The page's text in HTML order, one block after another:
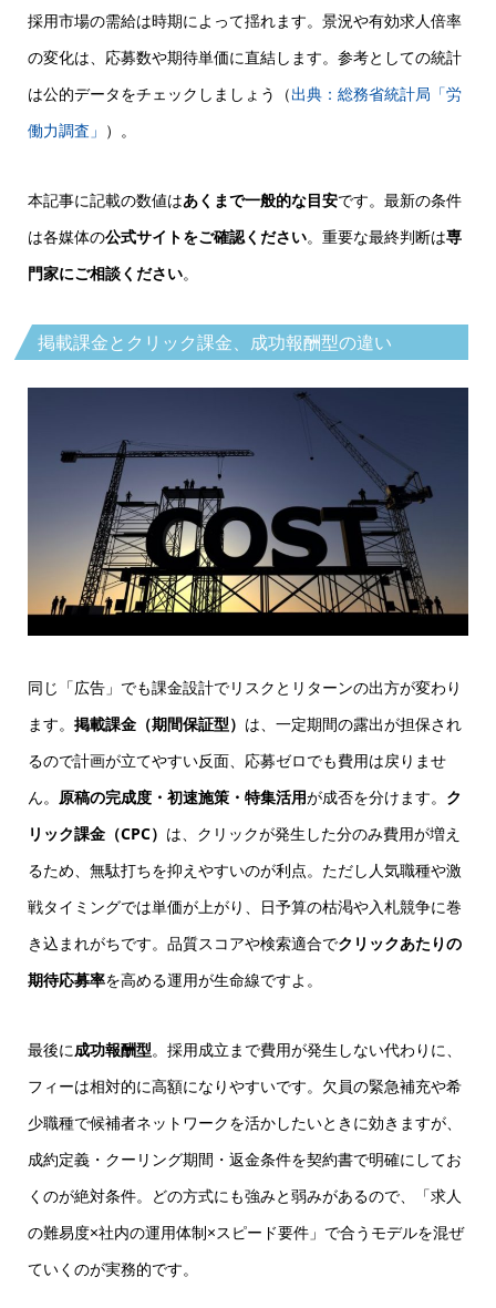
採用市場の需給は時期によって揺れます。景況や有効求人倍率
の変化は、応募数や期待単価に直結します。参考としての統計
は公的データをチェックしましょう（出典：総務省統計局「労
働力調査」 ）。
本記事に記載の数値はあくまで一般的な目安です。最新の条件
は各媒体の公式サイトをご確認ください。重要な最終判断は専
門家にご相談ください。
掲載課金とクリック課金、成功報酬型の違い
同じ「広告」でも課金設計でリスクとリターンの出方が変わり
ます。 掲載課金（期間保証型） は、一定期間の露出が担保され
るので計画が立てやすい反面、応募ゼロでも費用は戻りませ
ん。 原稿の完成度・初速施策・特集活用が成否を分けます。 ク
リック課金（CPC） は、クリックが発生した分のみ費用が増え
るため、無駄打ちを抑えやすいのが利点。ただし人気職種や激
戦タイミングでは単価が上がり、日予算の枯渇や入札競争に巻
き込まれがちです。品質スコアや検索適合でクリックあたりの
期待応募率を高める運用が生命線ですよ。
最後に成功報酬型。採用成立まで費用が発生しない代わりに、
フィーは相対的に高額になりやすいです。欠員の緊急補充や希
少職種で候補者ネットワークを活かしたいときに効きますが、
成約定義・クーリング期間・返金条件を契約書で明確にしてお
くのが絶対条件。どの方式にも強みと弱みがあるので、「求人
の難易度×社内の運用体制×スピード要件」で合うモデルを混ぜ
ていくのが実務的です。